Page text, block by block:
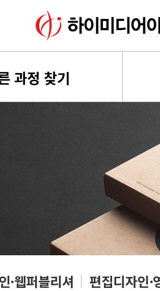
과정 찾기
·웹퍼블리셔 편집디자인·